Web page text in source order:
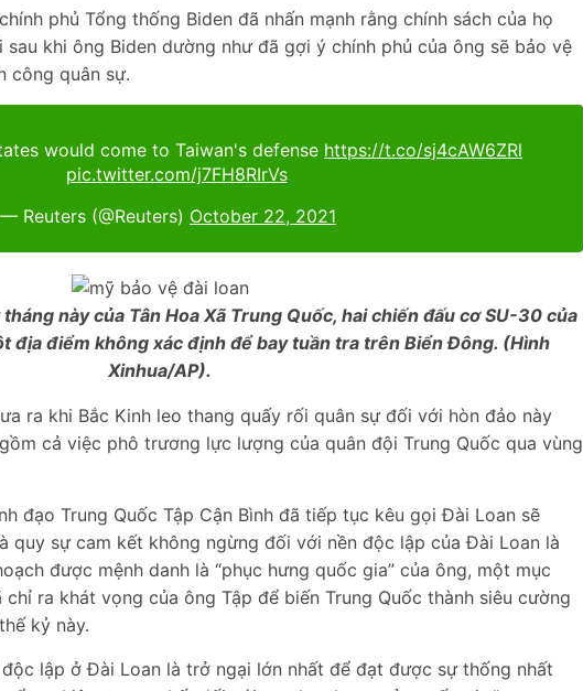
phủ Tổng thống Biden đã nhấn mạnh rằng chính sách của họ
khi ông Biden dường như đã gợi ý chính phủ của ông sẽ bảo vệ
công quân sự.
would come to Taiwan's defense https://t.co/sj4cAW6ZRl
pic.twitter.com/j7FH8RIrVs
— Reuters (@Reuters) October 22, 2021
này của Tân Hoa Xã Trung Quốc, hai chiến đấu cơ SU-30 của
địa điểm không xác định để bay tuần tra trên Biển Đông. (Hình
Xinhua/AP).
ra khi Bắc Kinh leo thang quấy rối quân sự đối với hòn đảo này
cả việc phô trương lực lượng của quân đội Trung Quốc qua vùng
đạo Trung Quốc Tập Cận Bình đã tiếp tục kêu gọi Đài Loan sẽ
quy sự cam kết không ngừng đối với nền độc lập của Đài Loan là
được mệnh danh là “phục hưng quốc gia” của ông, một mục
ra khát vọng của ông Tập để biến Trung Quốc thành siêu cường
kỷ này.
độc lập ở Đài Loan là trở ngại lớn nhất để đạt được sự thống nhất